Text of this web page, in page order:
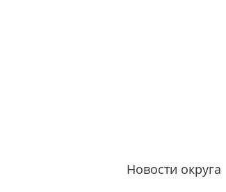
Новости округа